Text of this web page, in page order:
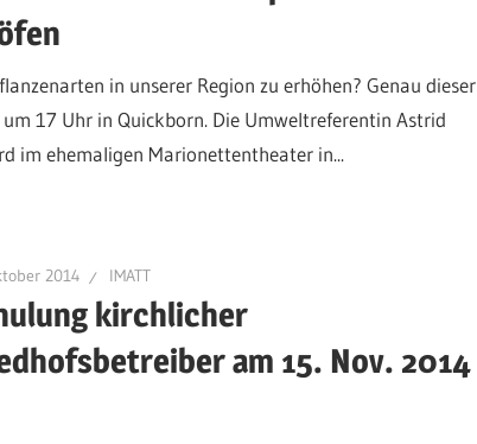
in unserer Region zu erhöhen? Genau dieser
17 Uhr in Quickborn. Die Umweltreferentin Astrid
im ehemaligen Marionettentheater in...
2014 IMATT
kirchlicher
am 15. Nov. 2014